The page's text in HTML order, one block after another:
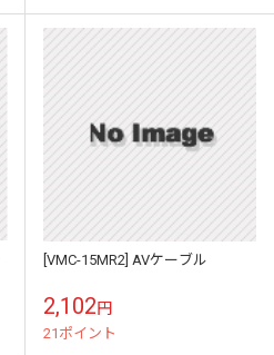
[VMC-15MR2] AVケーブル
2,102円
21ポイント